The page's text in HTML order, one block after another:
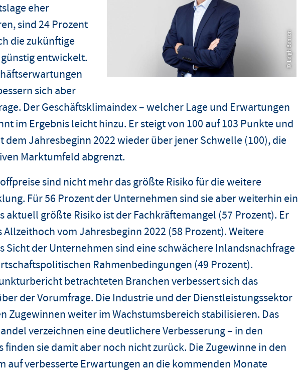
© Leigh Benson
eher
sind 24 Prozent
die zukünftige
entwickelt.
sich aber
Der Geschäftsklimaindex – welcher Lage und Erwartungen
im Ergebnis leicht hinzu. Er steigt von 100 auf 103 Punkte und
dem Jahresbeginn 2022 wieder über jener Schwelle (100), die
Marktumfeld abgrenzt.
sind nicht mehr das größte Risiko für die weitere
Für 56 Prozent der Unternehmen sind sie aber weiterhin ein
aktuell größte Risiko ist der Fachkräftemangel (57 Prozent). Er
vom Jahresbeginn 2022 (58 Prozent). Weitere
Sicht der Unternehmen sind eine schwächere Inlandsnachfrage
Rahmenbedingungen (49 Prozent).
betrachteten Branchen verbessert sich das
der Vorumfrage. Die Industrie und der Dienstleistungssektor
Zugewinnen weiter im Wachstumsbereich stabilisieren. Das
verzeichnen eine deutlichere Verbesserung – in den
finden sie damit aber noch nicht zurück. Die Zugewinne in den
auf verbesserte Erwartungen an die kommenden Monate